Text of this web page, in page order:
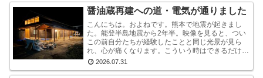
醤油蔵再建への道・電気が通りました
こんにちは。およねです。熊本で地震が起きまし
た。能登半島地震から2年半。映像を見ると、つい
この前自分たちが経験したことと同じ光景が見ら
れ、心が痛くなります。こういう時はできるだけ情
報から離れたほうがいいと言いますが・・・気にな
ります。気にな...
2026.07.31